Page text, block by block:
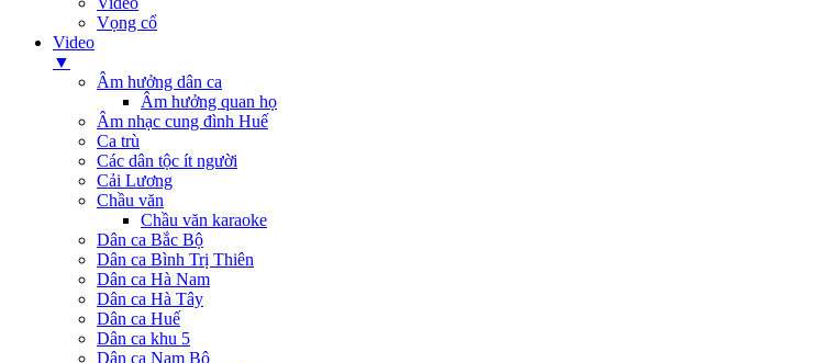
Vọng cổ
Video
▼
Âm hưởng dân ca
Âm hưởng quan họ
Âm nhạc cung đình Huế
Ca trù
Các dân tộc ít người
Cải Lương
Chầu văn
Chầu văn karaoke
Dân ca Bắc Bộ
Dân ca Bình Trị Thiên
Dân ca Hà Nam
Dân ca Hà Tây
Dân ca Huế
Dân ca khu 5
Dân ca Nam Bộ